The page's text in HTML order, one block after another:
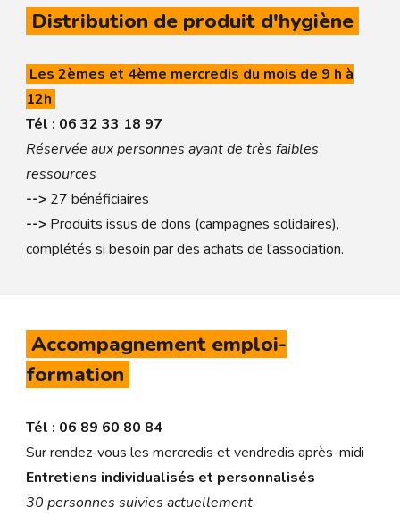
Distribution de produit d'hygiène
Les 2èmes et 4ème mercredis du mois de 9 h à
12h
Tél : 06 32 33 18 97
Réservée aux personnes ayant de très faibles
ressources
--> 27 bénéficiaires
--> Produits issus de dons (campagnes solidaires),
complétés si besoin par des achats de l'association.
Accompagnement emploi-
formation
Tél : 06 89 60 80 84
Sur rendez-vous les mercredis et vendredis après-midi
Entretiens individualisés et personnalisés
30 personnes suivies actuellement